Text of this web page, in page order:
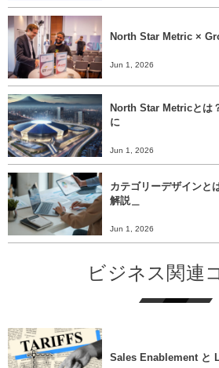
North Star Metric ×
Jun 1, 2026
North Star Metricとは
に
Jun 1, 2026
カテゴリーデザインと
解説＿
Jun 1, 2026
ビジネス関連
Sales Enablement と